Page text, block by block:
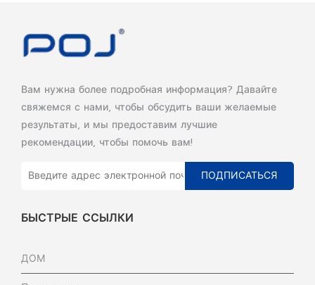
Вам нужна более подробная информация? Давайте
свяжемся с нами, чтобы обсудить ваши желаемые
результаты, и мы предоставим лучшие
рекомендации, чтобы помочь вам!
ПОДПИСАТЬСЯ
БЫСТРЫЕ ССЫЛКИ
ДОМ